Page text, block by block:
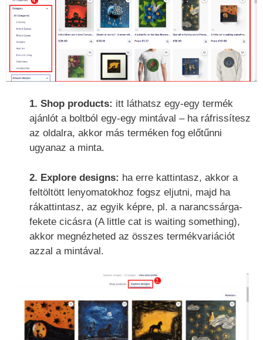
1. Shop products: itt láthatsz egy-egy termék
ajánlót a boltból egy-egy mintával – ha ráfrissítesz
az oldalra, akkor más terméken fog előtűnni
ugyanaz a minta.
2. Explore designs: ha erre kattintasz, akkor a
feltöltött lenyomatokhoz fogsz eljutni, majd ha
rákattintasz, az egyik képre, pl. a narancssárga-
fekete cicásra (A little cat is waiting something),
akkor megnézheted az összes termékvariációt
azzal a mintával.